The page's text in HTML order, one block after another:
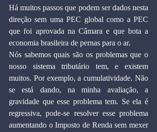
Há muitos passos que podem ser dados nesta
direção sem uma PEC global como a PEC
que foi aprovada na Câmara e que bota a
economia brasileira de pernas para o ar.
Nós sabemos quais são os problemas que o
nosso sistema tributário tem, e existem
muitos. Por exemplo, a cumulatividade. Não
se está dando, na minha avaliação, a
gravidade que esse problema tem. Se ela é
regressiva, pode-se resolver esse problema
aumentando o Imposto de Renda sem mexer